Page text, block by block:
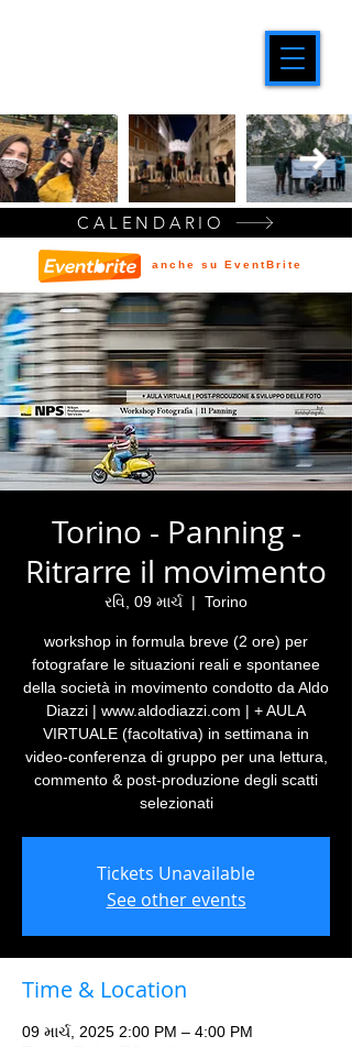
Torino - Panning -
Ritrarre il movimento
રવિ, 09 માર્ચ
  |
Torino
workshop in formula breve (2 ore) per
fotografare le situazioni reali e spontanee
della società in movimento condotto da Aldo
Diazzi | www.aldodiazzi.com | + AULA
VIRTUALE (facoltativa) in settimana in
video-conferenza di gruppo per una lettura,
commento & post-produzione degli scatti
selezionati
Tickets Unavailable
See other events
Time & Location
09 માર્ચ, 2025 2:00 PM – 4:00 PM
CALENDARIO
anche su EventBrite